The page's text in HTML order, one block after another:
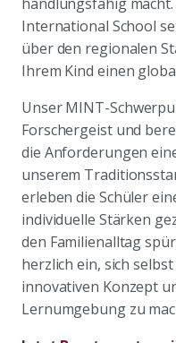
International School
über den regionalen
Ihrem Kind einen
Unser MINT-
Forschergeist und
die Anforderungen
unserem
erleben die Schüler
individuelle Stärken
den Familienalltag
herzlich ein, sich
innovativen Konzept
Lernumgebung zu